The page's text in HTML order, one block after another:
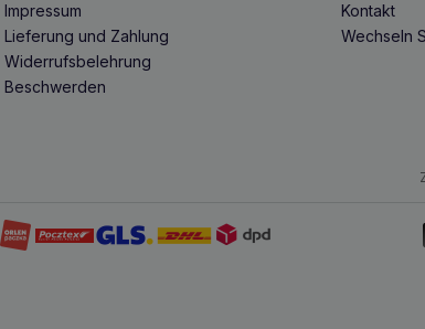
Impressum
Lieferung und Zahlung
Widerrufsbelehrung
Beschwerden
Kontakt
Wechseln